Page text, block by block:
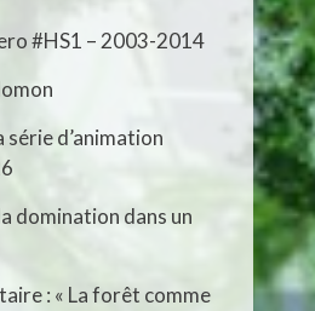
#HS1 – 2003-2014
d’animation
domination dans un
: « La forêt comme